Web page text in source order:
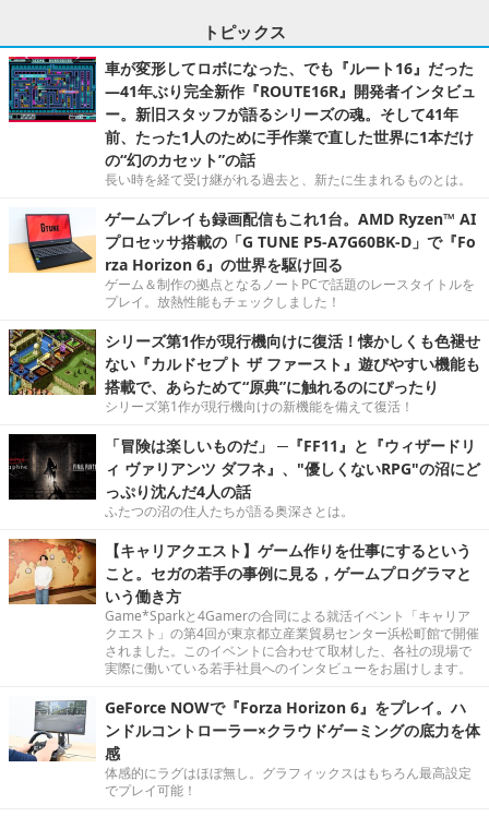
トピックス
車が変形してロボになった、でも『ルート16』だった
―41年ぶり完全新作『ROUTE16R』開発者インタビュ
ー。新旧スタッフが語るシリーズの魂。そして41年
前、たった1人のために手作業で直した世界に1本だけ
の“幻のカセット”の話
長い時を経て受け継がれる過去と、新たに生まれるものとは。
ゲームプレイも録画配信もこれ1台。AMD Ryzen™ AI
プロセッサ搭載の「G TUNE P5-A7G60BK-D」で『Fo
rza Horizon 6』の世界を駆け回る
ゲーム＆制作の拠点となるノートPCで話題のレースタイトルを
プレイ。放熱性能もチェックしました！
シリーズ第1作が現行機向けに復活！懐かしくも色褪せ
ない『カルドセプト ザ ファースト』遊びやすい機能も
搭載で、あらためて“原典”に触れるのにぴったり
シリーズ第1作が現行機向けの新機能を備えて復活！
「冒険は楽しいものだ」 ─『FF11』と『ウィザードリ
ィ ヴァリアンツ ダフネ』、"優しくないRPG"の沼にど
っぷり沈んだ4人の話
ふたつの沼の住人たちが語る奥深さとは。
【キャリアクエスト】ゲーム作りを仕事にするという
こと。セガの若手の事例に見る，ゲームプログラマと
いう働き方
Game*Sparkと4Gamerの合同による就活イベント「キャリア
クエスト」の第4回が東京都立産業貿易センター浜松町館で開催
されました。このイベントに合わせて取材した、各社の現場で
実際に働いている若手社員へのインタビューをお届けします。
GeForce NOWで『Forza Horizon 6』をプレイ。ハ
ンドルコントローラー×クラウドゲーミングの底力を体
感
体感的にラグはほぼ無し。グラフィックスはもちろん最高設定
でプレイ可能！